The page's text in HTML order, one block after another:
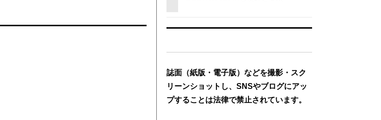
誌面（紙版・電子版）などを撮影・スク
リーンショットし、SNSやブログにアッ
プすることは法律で禁止されています。